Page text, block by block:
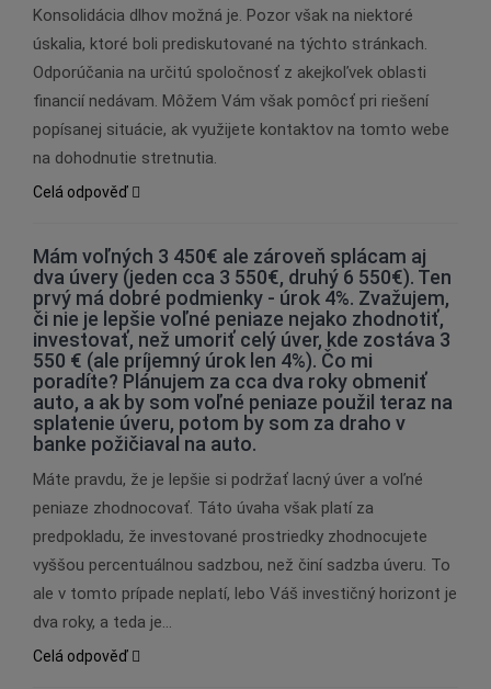
Konsolidácia dlhov možná je. Pozor však na niektoré
úskalia, ktoré boli prediskutované na týchto stránkach.
Odporúčania na určitú spoločnosť z akejkoľvek oblasti
financií nedávam. Môžem Vám však pomôcť pri riešení
popísanej situácie, ak využijete kontaktov na tomto webe
na dohodnutie stretnutia.
Celá odpověď
Mám voľných 3 450€ ale zároveň splácam aj
dva úvery (jeden cca 3 550€, druhý 6 550€). Ten
prvý má dobré podmienky - úrok 4%. Zvažujem,
či nie je lepšie voľné peniaze nejako zhodnotiť,
investovať, než umoriť celý úver, kde zostáva 3
550 € (ale príjemný úrok len 4%). Čo mi
poradíte? Plánujem za cca dva roky obmeniť
auto, a ak by som voľné peniaze použil teraz na
splatenie úveru, potom by som za draho v
banke požičiaval na auto.
Máte pravdu, že je lepšie si podržať lacný úver a voľné
peniaze zhodnocovať. Táto úvaha však platí za
predpokladu, že investované prostriedky zhodnocujete
vyššou percentuálnou sadzbou, než činí sadzba úveru. To
ale v tomto prípade neplatí, lebo Váš investičný horizont je
dva roky, a teda je…
Celá odpověď